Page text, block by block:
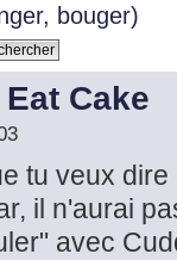
bouger)
Cake
tu veux dire
il n'aurai
avec